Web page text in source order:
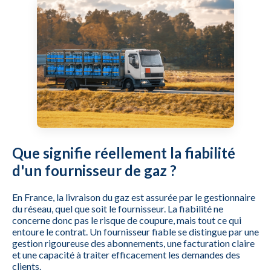
Que signifie réellement la fiabilité
d'un fournisseur de gaz ?
En France, la livraison du gaz est assurée par le gestionnaire
du réseau, quel que soit le fournisseur. La fiabilité ne
concerne donc pas le risque de coupure, mais tout ce qui
entoure le contrat. Un fournisseur fiable se distingue par une
gestion rigoureuse des abonnements, une facturation claire
et une capacité à traiter efficacement les demandes des
clients.